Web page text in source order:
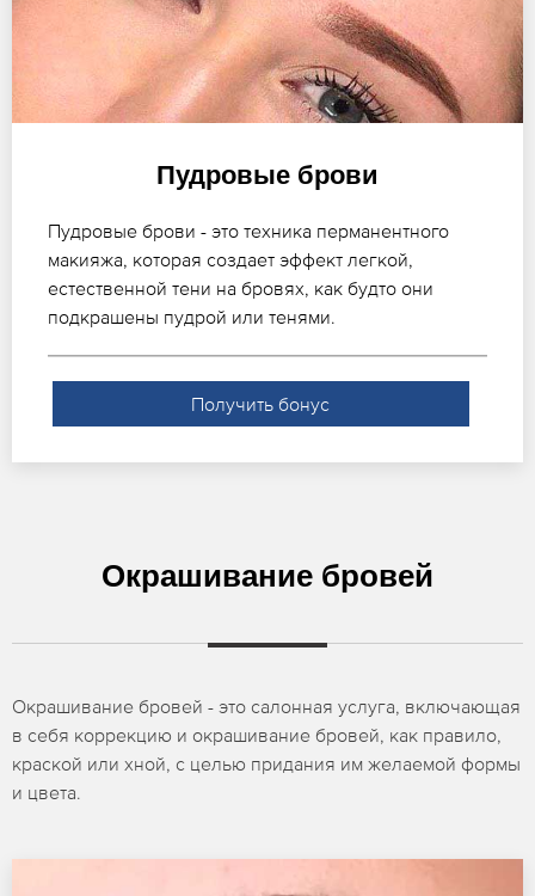
Пудровые брови
Пудровые брови - это техника перманентного
макияжа, которая создает эффект легкой,
естественной тени на бровях, как будто они
подкрашены пудрой или тенями.
Получить бонус
Окрашивание бровей
Окрашивание бровей - это салонная услуга, включающая
в себя коррекцию и окрашивание бровей, как правило,
краской или хной, с целью придания им желаемой формы
и цвета.